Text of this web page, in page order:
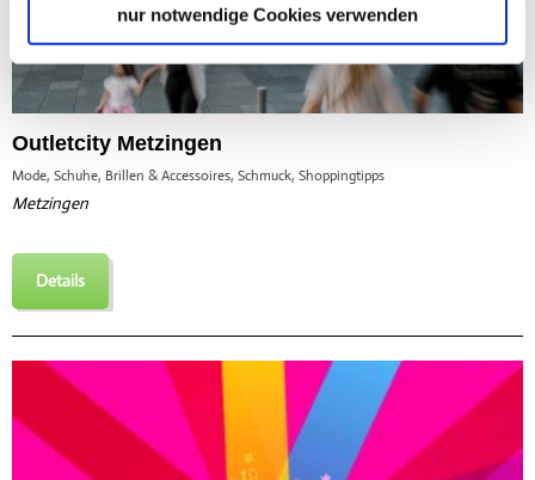
nur notwendige Cookies verwenden
Outletcity Metzingen
Mode, Schuhe, Brillen & Accessoires, Schmuck, Shoppingtipps
Metzingen
Details